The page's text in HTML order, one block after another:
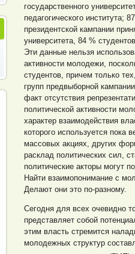
государственного
педагогического института;
президентской кампании
университета, 84 %
Эти данные нельзя
активности молодежи,
студентов, причем только
групп предвыборной
факт отсутствия
политической активности
характер взаимодействия
которого используется
массовых акциях, других
расклад политических сил,
политические акторы могут
Найти взаимопонимание с
Делают они это по-разному.
Сегодня для всех очевидно
представляет собой
этим власть стремится
молодежных структур